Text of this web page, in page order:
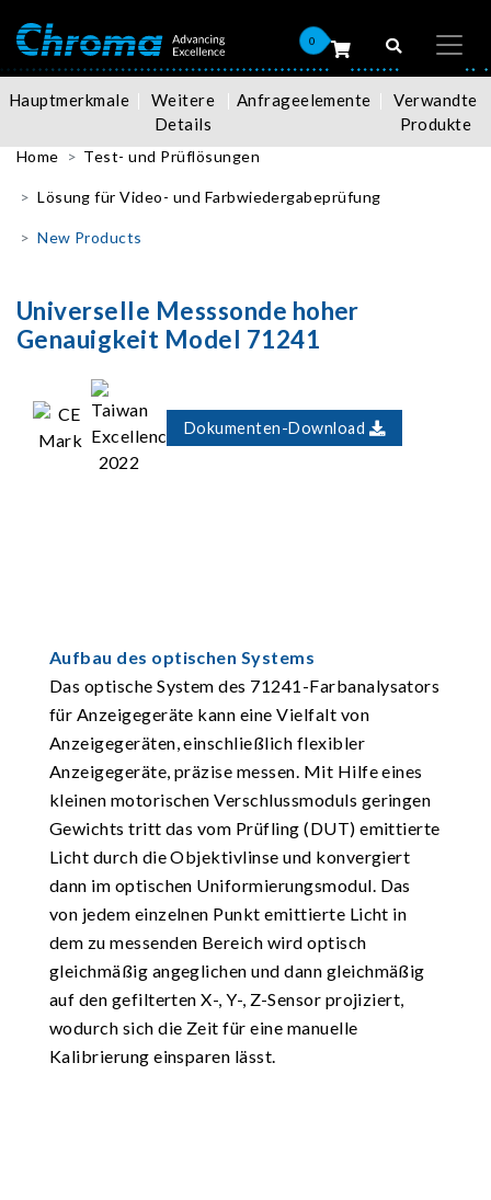
0
Hauptmerkmale
Weitere
Details
Anfrageelemente
Verwandte
Produkte
Home Test- und Prüflösungen
Lösung für Video- und Farbwiedergabeprüfung
New Products
Universelle Messsonde hoher
Genauigkeit Model 71241
Dokumenten-Download
Aufbau des optischen Systems
Das optische System des 71241-Farbanalysators
für Anzeigegeräte kann eine Vielfalt von
Anzeigegeräten, einschließlich flexibler
Anzeigegeräte, präzise messen. Mit Hilfe eines
kleinen motorischen Verschlussmoduls geringen
Gewichts tritt das vom Prüfling (DUT) emittierte
Licht durch die Objektivlinse und konvergiert
dann im optischen Uniformierungsmodul. Das
von jedem einzelnen Punkt emittierte Licht in
dem zu messenden Bereich wird optisch
gleichmäßig angeglichen und dann gleichmäßig
auf den gefilterten X-, Y-, Z-Sensor projiziert,
wodurch sich die Zeit für eine manuelle
Kalibrierung einsparen lässt.